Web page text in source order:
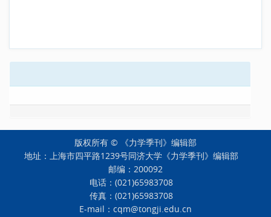
版权所有 © 《力学季刊》编辑部
地址：上海市四平路1239号同济大学《力学季刊》编辑部
邮编：200092
电话：(021)65983708
传真：(021)65983708
E-mail：cqm@tongji.edu.cn